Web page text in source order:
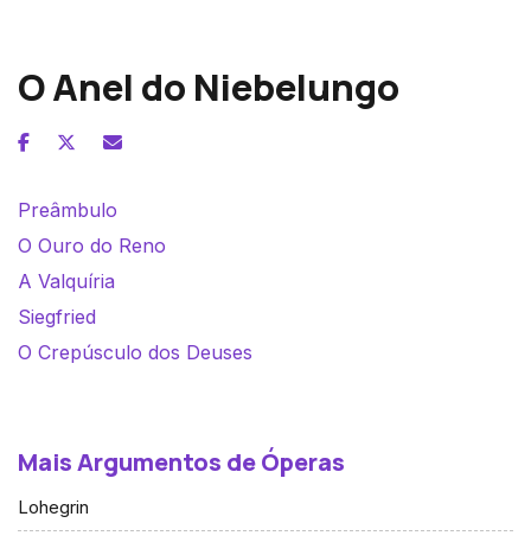
O Anel do Niebelungo
Preâmbulo
O Ouro do Reno
A Valquíria
Siegfried
O Crepúsculo dos Deuses
Mais Argumentos de Óperas
Lohegrin